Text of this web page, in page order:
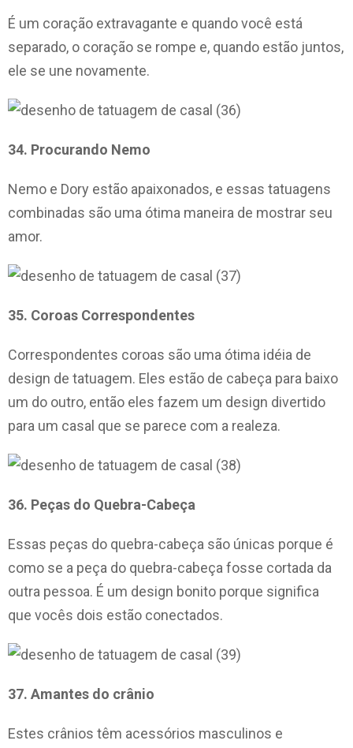
É um coração extravagante e quando você está
separado, o coração se rompe e, quando estão juntos,
ele se une novamente.
34. Procurando Nemo
Nemo e Dory estão apaixonados, e essas tatuagens
combinadas são uma ótima maneira de mostrar seu
amor.
35. Coroas Correspondentes
Correspondentes coroas são uma ótima idéia de
design de tatuagem. Eles estão de cabeça para baixo
um do outro, então eles fazem um design divertido
para um casal que se parece com a realeza.
36. Peças do Quebra-Cabeça
Essas peças do quebra-cabeça são únicas porque é
como se a peça do quebra-cabeça fosse cortada da
outra pessoa. É um design bonito porque significa
que vocês dois estão conectados.
37. Amantes do crânio
Estes crânios têm acessórios masculinos e